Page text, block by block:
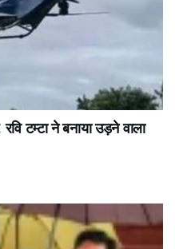
टम्टा ने बनाया उड़ने वाला